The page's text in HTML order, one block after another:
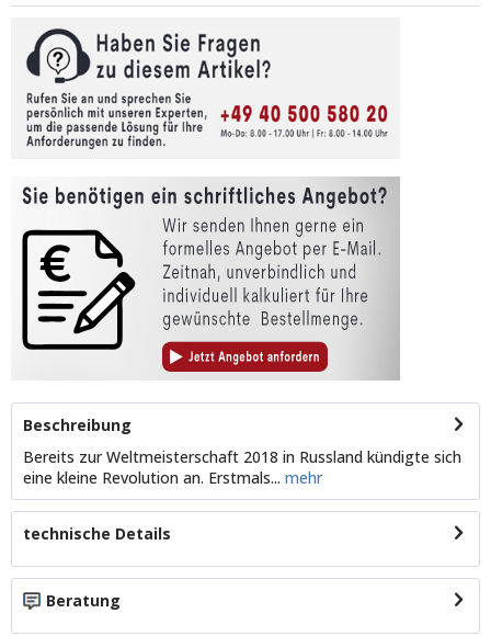
Beschreibung
Bereits zur Weltmeisterschaft 2018 in Russland kündigte sich
eine kleine Revolution an. Erstmals... mehr
technische Details
Beratung